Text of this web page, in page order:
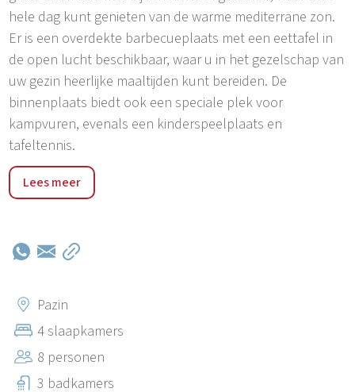
hele dag kunt genieten van de warme mediterrane zon.
Er is een overdekte barbecueplaats met een eettafel in
de open lucht beschikbaar, waar u in het gezelschap van
uw gezin heerlijke maaltijden kunt bereiden. De
binnenplaats biedt ook een speciale plek voor
kampvuren, evenals een kinderspeelplaats en
tafeltennis.
De villa ligt in het rustige dorpje Pilati, op slechts 3 km
van Pazin in Centraal-Istria, waar u ook talrijke
km afstand. De luchthaven van Pula ligt op 40 km
afstand ligt.
Lees meer
Pazin
4 slaapkamers
8 personen
3 badkamers